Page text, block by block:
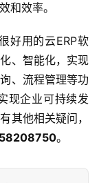
和效率。
好用的云ERP软
、智能化，实现
、流程管理等功
现企业可持续发
其他相关疑问，
。